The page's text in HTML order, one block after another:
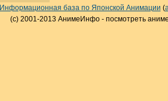
Информационная база по Японской Анимации (
(c) 2001-2013 АнимеИнфо - посмотреть